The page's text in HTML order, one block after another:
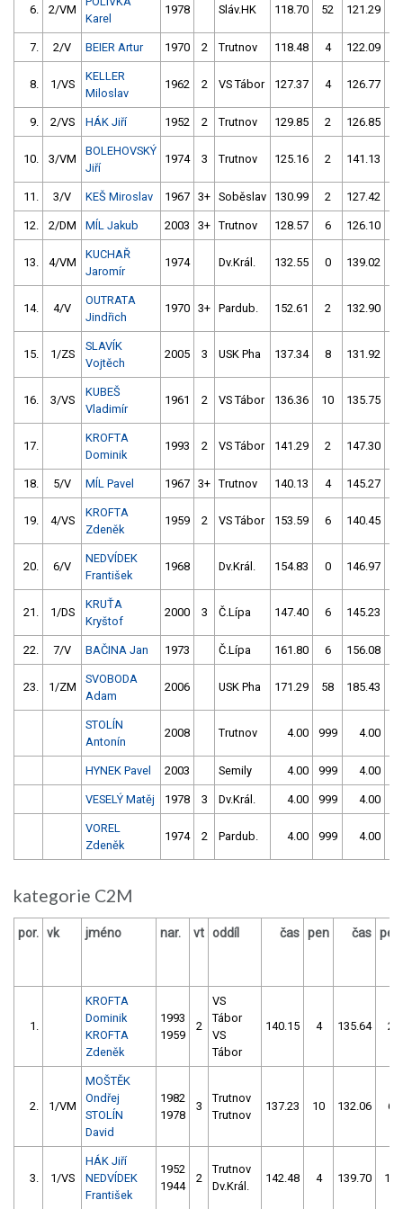
6. 2/VM
Karel
1978 Sláv.HK 118.70 52 121.29
7. 2/V BEIER Artur 1970 2 Trutnov 118.48 4 122.09
8. 1/VS
KELLER
Miloslav
1962 2 VS Tábor 127.37 4 126.77
9. 2/VS HÁK Jiří 1952 2 Trutnov 129.85 2 126.85
10. 3/VM
BOLEHOVSKÝ
Jiří
1974 3 Trutnov 125.16 2 141.13
11. 3/V KEŠ Miroslav 1967 3+ Soběslav 130.99 2 127.42
12. 2/DM MÍL Jakub 2003 3+ Trutnov 128.57 6 126.10
13. 4/VM
KUCHAŘ
Jaromír
1974 Dv.Král. 132.55 0 139.02
14. 4/V
OUTRATA
Jindřich
1970 3+ Pardub. 152.61 2 132.90
15. 1/ZS
SLAVÍK
Vojtěch
2005 3 USK Pha 137.34 8 131.92
16. 3/VS
KUBEŠ
Vladimír
1961 2 VS Tábor 136.36 10 135.75
17.
KROFTA
Dominik
1993 2 VS Tábor 141.29 2 147.30
18. 5/V MÍL Pavel 1967 3+ Trutnov 140.13 4 145.27
19. 4/VS
KROFTA
Zdeněk
1959 2 VS Tábor 153.59 6 140.45
20. 6/V
NEDVÍDEK
František
1968 Dv.Král. 154.83 0 146.97
21. 1/DS
KRUŤA
Kryštof
2000 3 Č.Lípa 147.40 6 145.23
22. 7/V BAČINA Jan 1973 Č.Lípa 161.80 6 156.08
23. 1/ZM
SVOBODA
Adam
2006 USK Pha 171.29 58 185.43
STOLÍN
Antonín
2008 Trutnov 4.00 999 4.00
HYNEK Pavel 2003 Semily 4.00 999 4.00
VESELÝ Matěj 1978 3 Dv.Král. 4.00 999 4.00
VOREL
Zdeněk
1974 2 Pardub. 4.00 999 4.00
kategorie C2M
por. vk jméno nar. vt oddíl čas pen čas pen
1.
KROFTA
Dominik
KROFTA
Zdeněk
1993
1959
2
VS
Tábor
VS
Tábor
140.15 4 135.64 2
2. 1/VM
MOŠTĚK
Ondřej
STOLÍN
David
1982
1978
3
Trutnov
Trutnov
137.23 10 132.06 6
3. 1/VS
HÁK Jiří
NEDVÍDEK
František
1952
1944
2
Trutnov
Dv.Král.
142.48 4 139.70 10